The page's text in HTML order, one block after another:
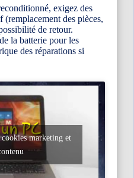
exigez des
des pièces,
de retour.
la batterie pour les
des réparations si
marketing et